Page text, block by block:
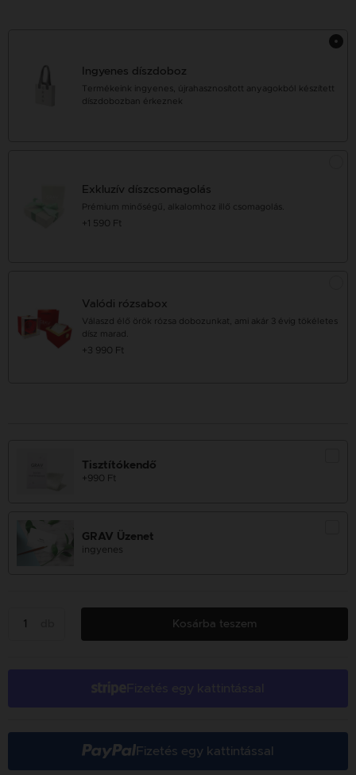
Ingyenes díszdoboz
Termékeink ingyenes, újrahasznosított anyagokból készített
díszdobozban érkeznek
Exkluzív díszcsomagolás
Prémium minőségű, alkalomhoz illő csomagolás.
+1 590 Ft
Valódi rózsabox
Válaszd élő örök rózsa dobozunkat, ami akár 3 évig tökéletes
dísz marad.
+3 990 Ft
Tisztítókendő
+990 Ft
GRAV Üzenet
ingyenes
Kosárba teszem
Fizetés egy kattintással